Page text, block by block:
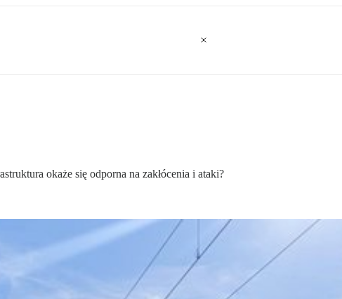
okaże się odporna na zakłócenia i ataki?